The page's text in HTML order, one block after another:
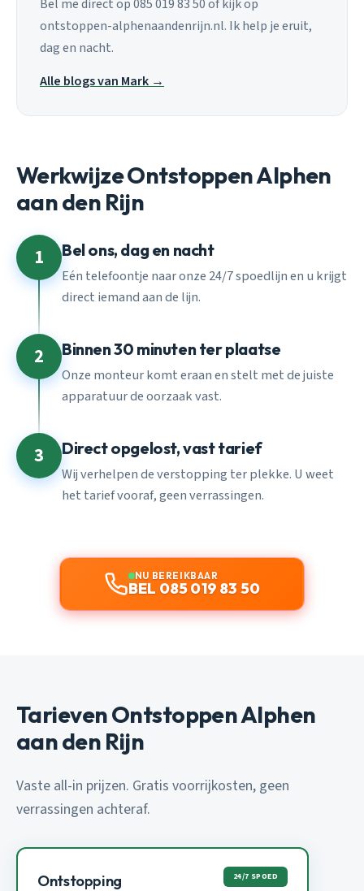
Bel me direct op 085 019 83 50 of kijk op
ontstoppen-alphenaandenrijn.nl. Ik help je eruit,
dag en nacht.
Alle blogs van Mark →
Werkwijze Ontstoppen Alphen
aan den Rijn
1 Bel ons, dag en nacht
Eén telefoontje naar onze 24/7 spoedlijn en u krijgt
direct iemand aan de lijn.
2 Binnen 30 minuten ter plaatse
Onze monteur komt eraan en stelt met de juiste
apparatuur de oorzaak vast.
3 Direct opgelost, vast tarief
Wij verhelpen de verstopping ter plekke. U weet
het tarief vooraf, geen verrassingen.
NU BEREIKBAAR
BEL 085 019 83 50
Tarieven Ontstoppen Alphen
aan den Rijn
Vaste all-in prijzen. Gratis voorrijkosten, geen
verrassingen achteraf.
Ontstopping 24/7 SPOED